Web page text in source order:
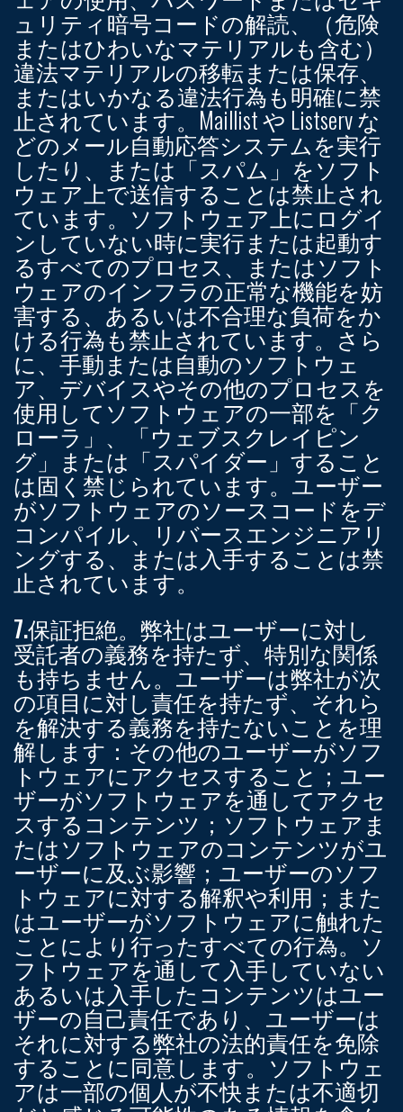
ュリティ暗号コードの解読、（危険
またはひわいなマテリアルも含む）
違法マテリアルの移転または保存、
またはいかなる違法行為も明確に禁
止されています。Maillist や Listserv な
どのメール自動応答システムを実行
したり、または「スパム」をソフト
ウェア上で送信することは禁止され
ています。ソフトウェア上にログイ
ンしていない時に実行または起動す
るすべてのプロセス、またはソフト
ウェアのインフラの正常な機能を妨
害する、あるいは不合理な負荷をか
ける行為も禁止されています。さら
に、手動または自動のソフトウェ
ア、デバイスやその他のプロセスを
使用してソフトウェアの一部を「ク
ローラ」、「ウェブスクレイピン
グ」または「スパイダー」すること
は固く禁じられています。ユーザー
がソフトウェアのソースコードをデ
コンパイル、リバースエンジニアリ
ングする、または入手することは禁
止されています。
7.保証拒絶。 弊社はユーザーに対し
受託者の義務を持たず、特別な関係
も持ちません。ユーザーは弊社が次
の項目に対し責任を持たず、それら
を解決する義務を持たないことを理
解します：その他のユーザーがソフ
トウェアにアクセスすること；ユー
ザーがソフトウェアを通してアクセ
スするコンテンツ；ソフトウェアま
たはソフトウェアのコンテンツがユ
ーザーに及ぶ影響；ユーザーのソフ
トウェアに対する解釈や利用；また
はユーザーがソフトウェアに触れた
ことにより行ったすべての行為。ソ
フトウェアを通して入手していない
あるいは入手したコンテンツはユー
ザーの自己責任であり、ユーザーは
それに対する弊社の法的責任を免除
することに同意します。ソフトウェ
アは一部の個人が不快または不適切